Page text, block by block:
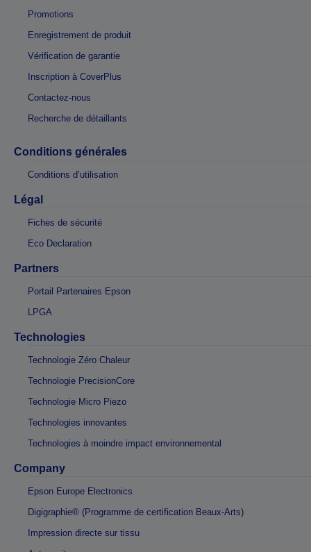
Promotions
Enregistrement de produit
Vérification de garantie
Inscription à CoverPlus
Contactez-nous
Recherche de détaillants
Conditions générales
Conditions d’utilisation
Légal
Fiches de sécurité
Eco Declaration
Partners
Portail Partenaires Epson
LPGA
Technologies
Technologie Zéro Chaleur
Technologie PrecisionCore
Technologie Micro Piezo
Technologies innovantes
Technologies à moindre impact environnemental
Company
Epson Europe Electronics
Digigraphie® (Programme de certification Beaux-Arts)
Impression directe sur tissu